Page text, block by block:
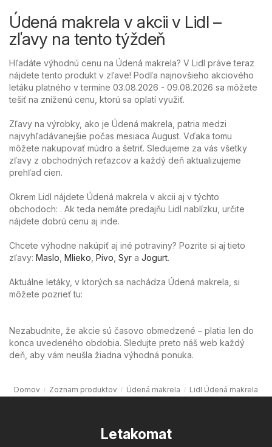
Údená makrela v akcii v Lidl –
zľavy na tento týždeň
Hľadáte výhodnú cenu na Údená makrela? V Lidl práve teraz
nájdete tento produkt v zľave! Podľa najnovšieho akciového
letáku platného v termíne 03.08.2026 - 09.08.2026 sa môžete
tešiť na zníženú cenu, ktorú sa oplatí využiť.
Zľavy na výrobky, ako je Údená makrela, patria medzi
najvyhľadávanejšie počas mesiaca August. Vďaka tomu
môžete nakupovať múdro a šetriť. Sledujeme za vás všetky
zľavy z obchodných reťazcov a každý deň aktualizujeme
prehľad cien.
Okrem Lidl nájdete Údená makrela v akcii aj v týchto
obchodoch: . Ak teda nemáte predajňu Lidl nablízku, určite
nájdete dobrú cenu aj inde.
Chcete výhodne nakúpiť aj iné potraviny? Pozrite si aj tieto
zľavy: Maslo Mlieko Pivo Syr a Jogurt.
Aktuálne letáky, v ktorých sa nachádza Údená makrela, si
môžete pozrieť tu:
Nezabudnite, že akcie sú časovo obmedzené – platia len do
konca uvedeného obdobia. Sledujte preto náš web každý
deň, aby vám neušla žiadna výhodná ponuka.
Domov Zoznam produktov Údená makrela Lidl Údená makrela
Letakomat